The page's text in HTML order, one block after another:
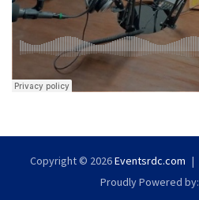
Copyright © 2026Eventsrdc.com
Proudly Powered by: